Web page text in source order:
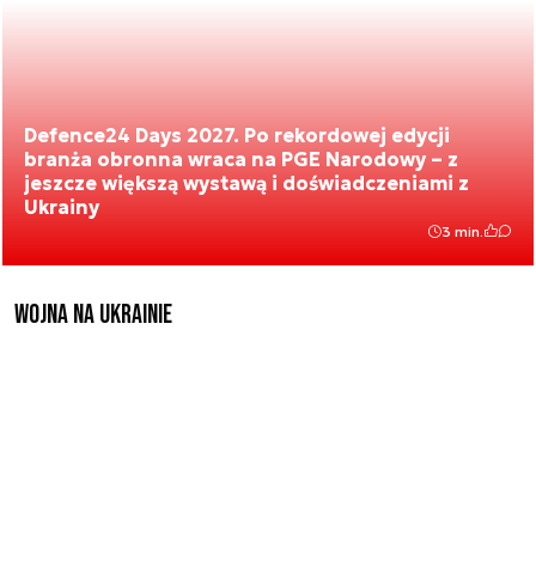
Defence24 Days 2027. Po rekordowej edycji
branża obronna wraca na PGE Narodowy – z
jeszcze większą wystawą i doświadczeniami z
Ukrainy
3 min.
Wojna na Ukrainie